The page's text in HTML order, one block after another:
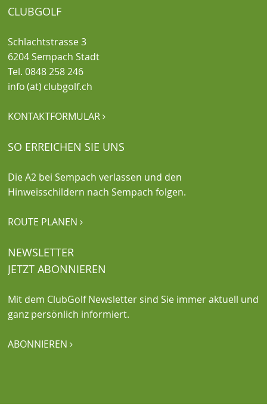
CLUBGOLF
Schlachtstrasse 3
6204 Sempach Stadt
Tel. 0848 258 246
info (at) clubgolf.ch
KONTAKTFORMULAR
SO ERREICHEN SIE UNS
Die A2 bei Sempach verlassen und den
Hinweisschildern nach Sempach folgen.
ROUTE PLANEN
NEWSLETTER
JETZT ABONNIEREN
Mit dem ClubGolf Newsletter sind Sie immer aktuell und
ganz persönlich informiert.
ABONNIEREN